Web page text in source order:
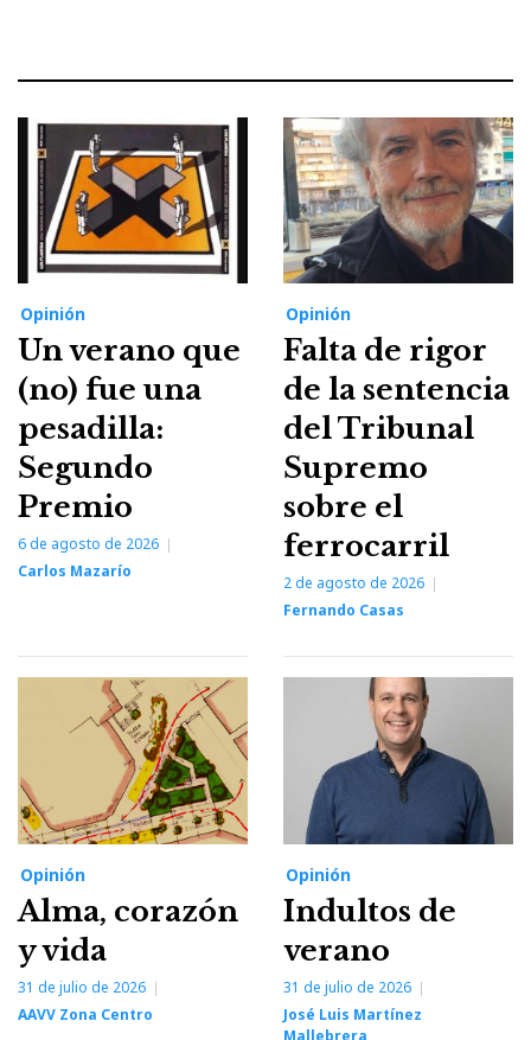
Opinión
Un verano que
(no) fue una
pesadilla:
Segundo
Premio
6 de agosto de 2026
Carlos Mazarío
Opinión
Falta de rigor
de la sentencia
del Tribunal
Supremo
sobre el
ferrocarril
2 de agosto de 2026
Fernando Casas
Opinión
Alma, corazón
y vida
31 de julio de 2026
AAVV Zona Centro
Opinión
Indultos de
verano
31 de julio de 2026
José Luis Martínez
Mallebrera